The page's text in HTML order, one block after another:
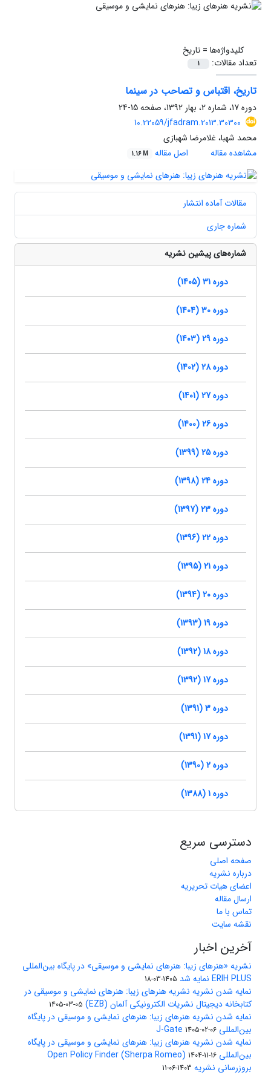
کلیدواژه‌ها =تاریخ
تعداد مقالات:
1
تاریخ، اقتباس و تصاحب در سینما
دوره 17، شماره 2، بهار 1392، صفحه
15-24
10.22059/jfadram.2013.30300
محمد شهبا، غلامرضا شهبازی
مشاهده مقاله
اصل مقاله 1.16 M
مقالات آماده انتشار
شماره جاری
شماره‌های پیشین نشریه
دوره 31 (1405)
دوره 30 (1404)
دوره 29 (1403)
دوره 28 (1402)
دوره 27 (1401)
دوره 26 (1400)
دوره 25 (1399)
دوره 24 (1398)
دوره 23 (1397)
دوره 22 (1396)
دوره 21 (1395)
دوره 20 (1394)
دوره 19 (1393)
دوره 18 (1392)
دوره 17 (1392)
دوره 3 (1391)
دوره 17 (1391)
دوره 2 (1390)
دوره 1 (1388)
دسترسی سریع
صفحه اصلی
درباره نشریه
اعضای هیات تحریریه
ارسال مقاله
تماس با ما
نقشه سایت
آخرین اخبار
نشریه «هنرهای زیبا: هنرهای نمایشی و موسیقی» در پایگاه بین‌المللی
ERIH PLUS نمایه شد
1405-03-18
نمایه شدن نشریه نشریه هنرهای زیبا: هنرهای نمایشی و موسیقی در
کتابخانه دیجیتال نشریات الکترونیکی آلمان (EZB)
1405-03-05
نمایه شدن نشریه هنرهای زیبا: هنرهای نمایشی و موسیقی در پایگاه
بین‌المللی J-Gate 1405-02-06
نمایه شدن نشریه هنرهای زیبا: هنرهای نمایشی و موسیقی در پایگاه
بین‌المللی Open Policy Finder (Sherpa Romeo) 1404-11-16
بروزرسانی نشریه 1403-06-11